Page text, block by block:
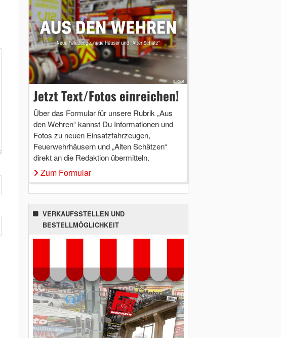
Jetzt Text/Fotos einreichen!
Über das Formular für unsere Rubrik „Aus
den Wehren“ kannst Du Informationen und
Fotos zu neuen Einsatzfahrzeugen,
Feuerwehrhäusern und „Alten Schätzen“
direkt an die Redaktion übermitteln.
Zum Formular
VERKAUFSSTELLEN UND
BESTELLMÖGLICHKEIT